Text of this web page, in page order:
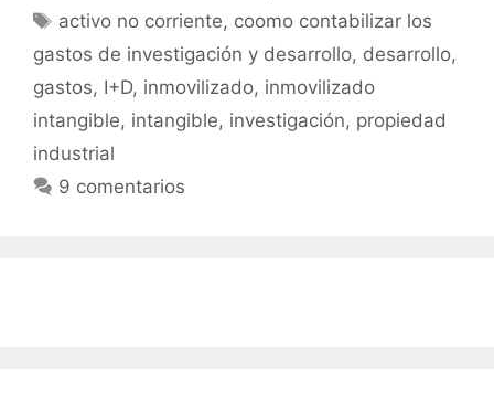
Etiquetas
activo no corriente, coomo contabilizar los
gastos de investigación y desarrollo, desarrollo,
gastos, I+D, inmovilizado, inmovilizado
intangible, intangible, investigación, propiedad
industrial
9 comentarios